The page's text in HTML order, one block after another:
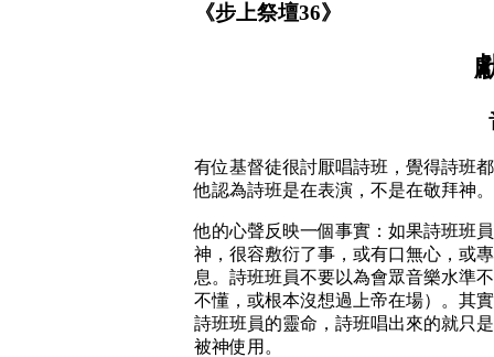
《步上祭壇36》
有位基督徒很討厭唱詩班，覺得詩班
他認為詩班是在表演，不是在敬拜神。
他的心聲反映一個事實：如果詩班班
神，很容敷衍了事，或有口無心，或
息。詩班班員不要以為會眾音樂水準
不懂，或根本沒想過上帝在場）。其
詩班班員的靈命，詩班唱出來的就只
被神使用。